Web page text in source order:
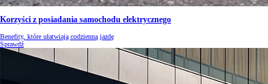
Korzyści z posiadania samochodu elektrycznego
Benefity, które ułatwiają codzienną jazdę
Sprawdź